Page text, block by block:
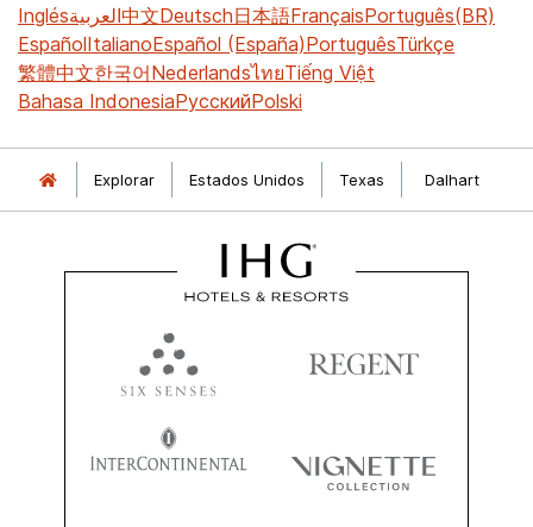
Inglésالعربية中文Deutsch日本語FrançaisPortuguês(BR)
EspañolItalianoEspañol (España)PortuguêsTürkçe
繁體中文한국어NederlandsไทยTiếng Việt
Bahasa IndonesiaРусскийPolski
Explorar Estados Unidos Texas Dalhart